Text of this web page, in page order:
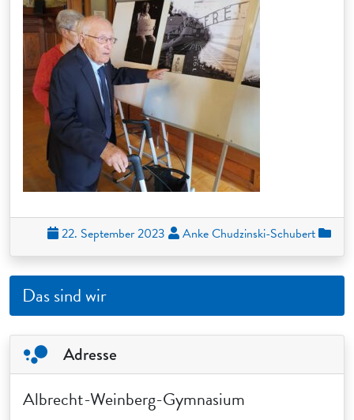
22. September 2023 Anke Chudzinski-Schubert
Das sind wir
Adresse
Albrecht-Weinberg-Gymnasium